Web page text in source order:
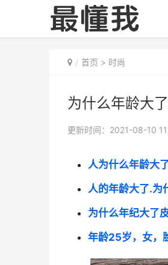
首页 > 时尚
为什么年龄大
更新时间：2021-08-10
人为什么年龄大
人的年龄大了.为
为什么年纪大了
年龄25岁，女，